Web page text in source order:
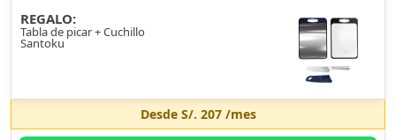
REGALO:
Tabla de picar + Cuchillo
Santoku
Desde S/. 207/mes